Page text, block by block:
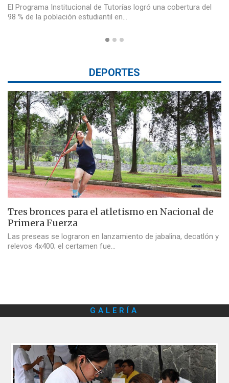
El Programa Institucional de Tutorías logró una cobertura del
98 % de la población estudiantil en…
DEPORTES
Tres bronces para el atletismo en Nacional de
Primera Fuerza
Las preseas se lograron en lanzamiento de jabalina, decatlón y
relevos 4x400; el certamen fue…
GALERÍA